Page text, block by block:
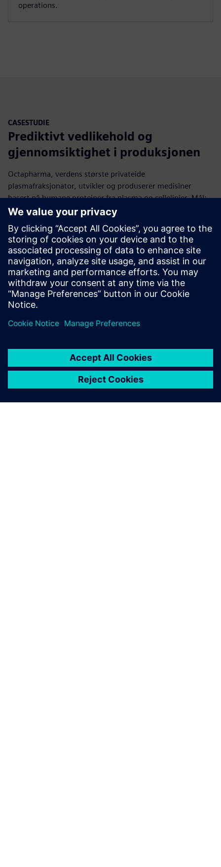
operations.
CASESTUDIE
Prediktivt vedlikehold og
gjennomsiktighet i produksjonen
Octapharma, verdens største privateide
plasmafraksjonator, utvikler og produserer medisiner
basert på humane proteiner fra plasma og cellelinjer. Mål:
Sikker tilgang til prosessdata uten å påvirke
sanntidsovervåking og sporbarhet, og bygge en skalerbar
IT-OT-standard for prosesskvalitet.
Lese